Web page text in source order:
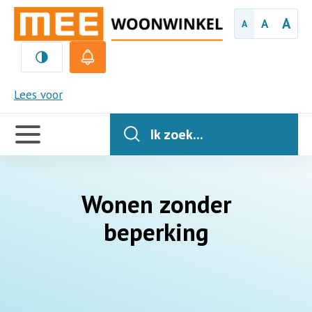
A A A
Lees voor
MEE
Handige
links
Ik zoek...
Wonen zonder
beperking